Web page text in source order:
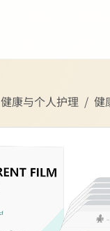
健康与个人护理 健